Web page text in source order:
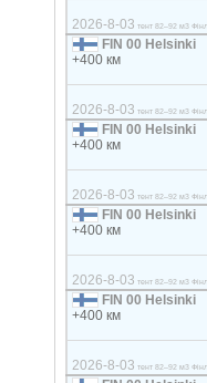
2026-8-03 тент 82–92 м3
FIN 00 Helsinki
+400 км
2026-8-03 тент 82–92 м3
FIN 00 Helsinki
+400 км
2026-8-03 тент 82–92 м3
FIN 00 Helsinki
+400 км
2026-8-03 тент 82–92 м3
FIN 00 Helsinki
+400 км
2026-8-03 тент 82–92 м3